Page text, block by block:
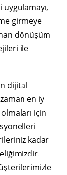
uygulamayı,
girmeye
dönüşüm
ile
dijital
en iyi
için
kadar